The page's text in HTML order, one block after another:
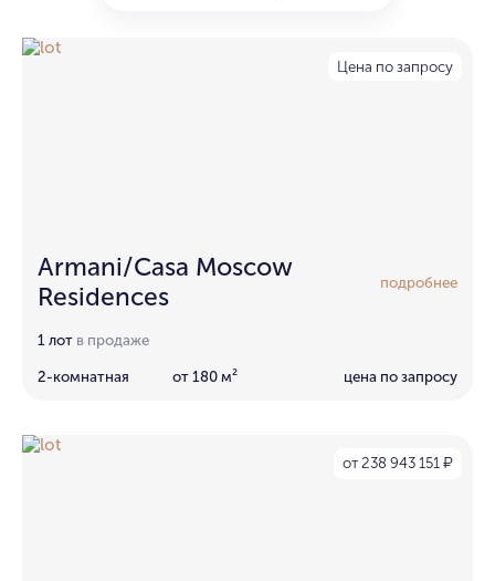
Цена по запросу
Armani/Casa Moscow
Residences
подробнее
1 лот в продаже
2-комнатная от 180 м² цена по запросу
от 238 943 151 ₽